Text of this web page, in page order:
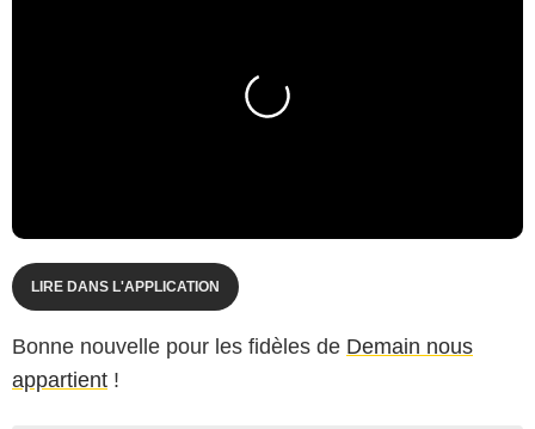
LIRE DANS L'APPLICATION
Bonne nouvelle pour les fidèles de Demain nous
appartient !